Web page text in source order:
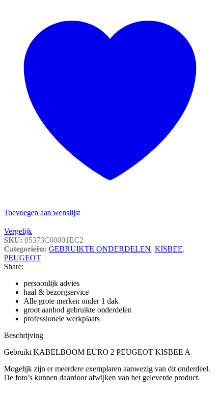
Toevoegen aan wenslijst
Vergelijk
SKU: 05373C00001EC2
Categorieën: GEBRUIKTE ONDERDELEN, KISBEE,
PEUGEOT
Share:
persoonlijk advies
haal & bezorgservice
Alle grote merken onder 1 dak
groot aanbod gebruikte onderdelen
professionele werkplaats
Beschrijving
Gebruikt KABELBOOM EURO 2 PEUGEOT KISBEE A
Mogelijk zijn er meerdere exemplaren aanwezig van dit onderdeel.
De foto’s kunnen daardoor afwijken van het geleverde product.